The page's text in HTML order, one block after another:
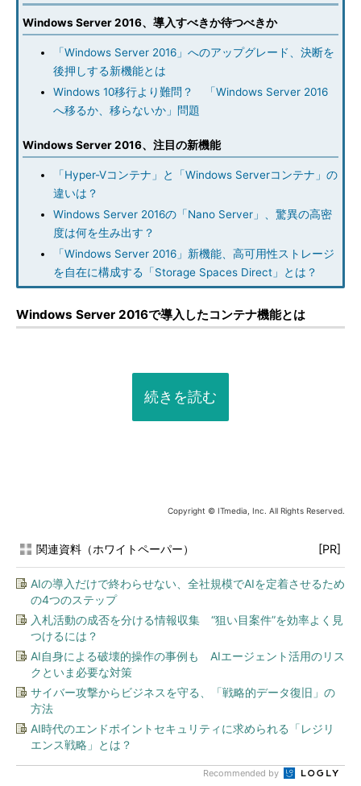
Windows Server 2016、導入すべきか待つべきか
「Windows Server 2016」へのアップグレード、決断を
後押しする新機能とは
Windows 10移行より難問？ 「Windows Server 2016
へ移るか、移らないか」問題
Windows Server 2016、注目の新機能
「Hyper-Vコンテナ」と「Windows Serverコンテナ」の
違いは？
Windows Server 2016の「Nano Server」、驚異の高密
度は何を生み出す？
「Windows Server 2016」新機能、高可用性ストレージ
を自在に構成する「Storage Spaces Direct」とは？
Windows Server 2016で導入したコンテナ機能とは
続きを読む
Copyright © ITmedia, Inc. All Rights Reserved.
関連資料（ホワイトペーパー） [PR]
AIの導入だけで終わらせない、全社規模でAIを定着させるため
の4つのステップ
入札活動の成否を分ける情報収集 “狙い目案件”を効率よく見
つけるには？
AI自身による破壊的操作の事例も AIエージェント活用のリス
クといま必要な対策
サイバー攻撃からビジネスを守る、「戦略的データ復旧」の
方法
AI時代のエンドポイントセキュリティに求められる「レジリ
エンス戦略」とは？
Recommended by